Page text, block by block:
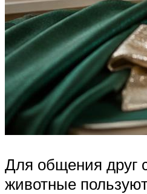
Для общения друг
животные